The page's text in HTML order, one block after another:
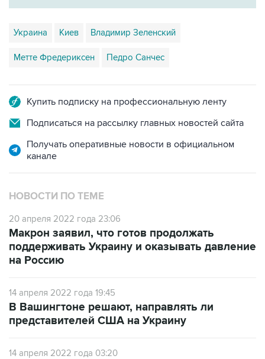
Украина Киев Владимир Зеленский
Метте Фредериксен Педро Санчес
Купить подписку на профессиональную ленту
Подписаться на рассылку главных новостей сайта
Получать оперативные новости в официальном
канале
НОВОСТИ ПО ТЕМЕ
20 апреля 2022 года 23:06
Макрон заявил, что готов продолжать
поддерживать Украину и оказывать давление
на Россию
14 апреля 2022 года 19:45
В Вашингтоне решают, направлять ли
представителей США на Украину
14 апреля 2022 года 03:20